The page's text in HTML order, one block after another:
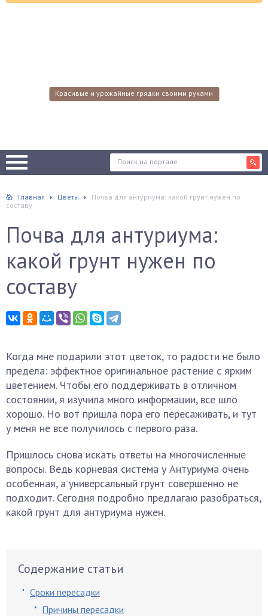
Красивые и урожайные грядки своими руками
Главная Цветы
Почва для антуриума: какой грунт нужен по
составу
Почва для антуриума:
какой грунт нужен по
составу
Когда мне подарили этот цветок, то радости не было
предела: эффектное оригинальное растение с ярким
цветением. Чтобы его поддерживать в отличном
состоянии, я изучила много информации, все шло
хорошо. Но вот пришла пора его пересаживать, и тут
у меня не все получилось с первого раза.
Пришлось снова искать ответы на многочисленные
вопросы. Ведь корневая система у Антуриума очень
особенная, а универсальный грунт совершенно не
подходит. Сегодня подробно предлагаю разобраться,
какой грунт для антуриума нужен.
Содержание статьи
Сроки пересадки
Причины пересадки